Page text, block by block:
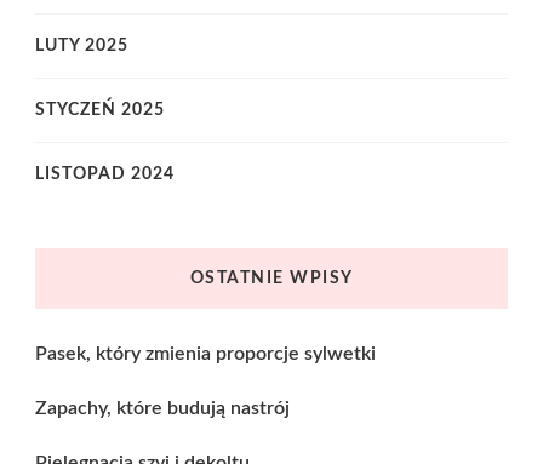
LUTY 2025
STYCZEŃ 2025
LISTOPAD 2024
OSTATNIE WPISY
Pasek, który zmienia proporcje sylwetki
Zapachy, które budują nastrój